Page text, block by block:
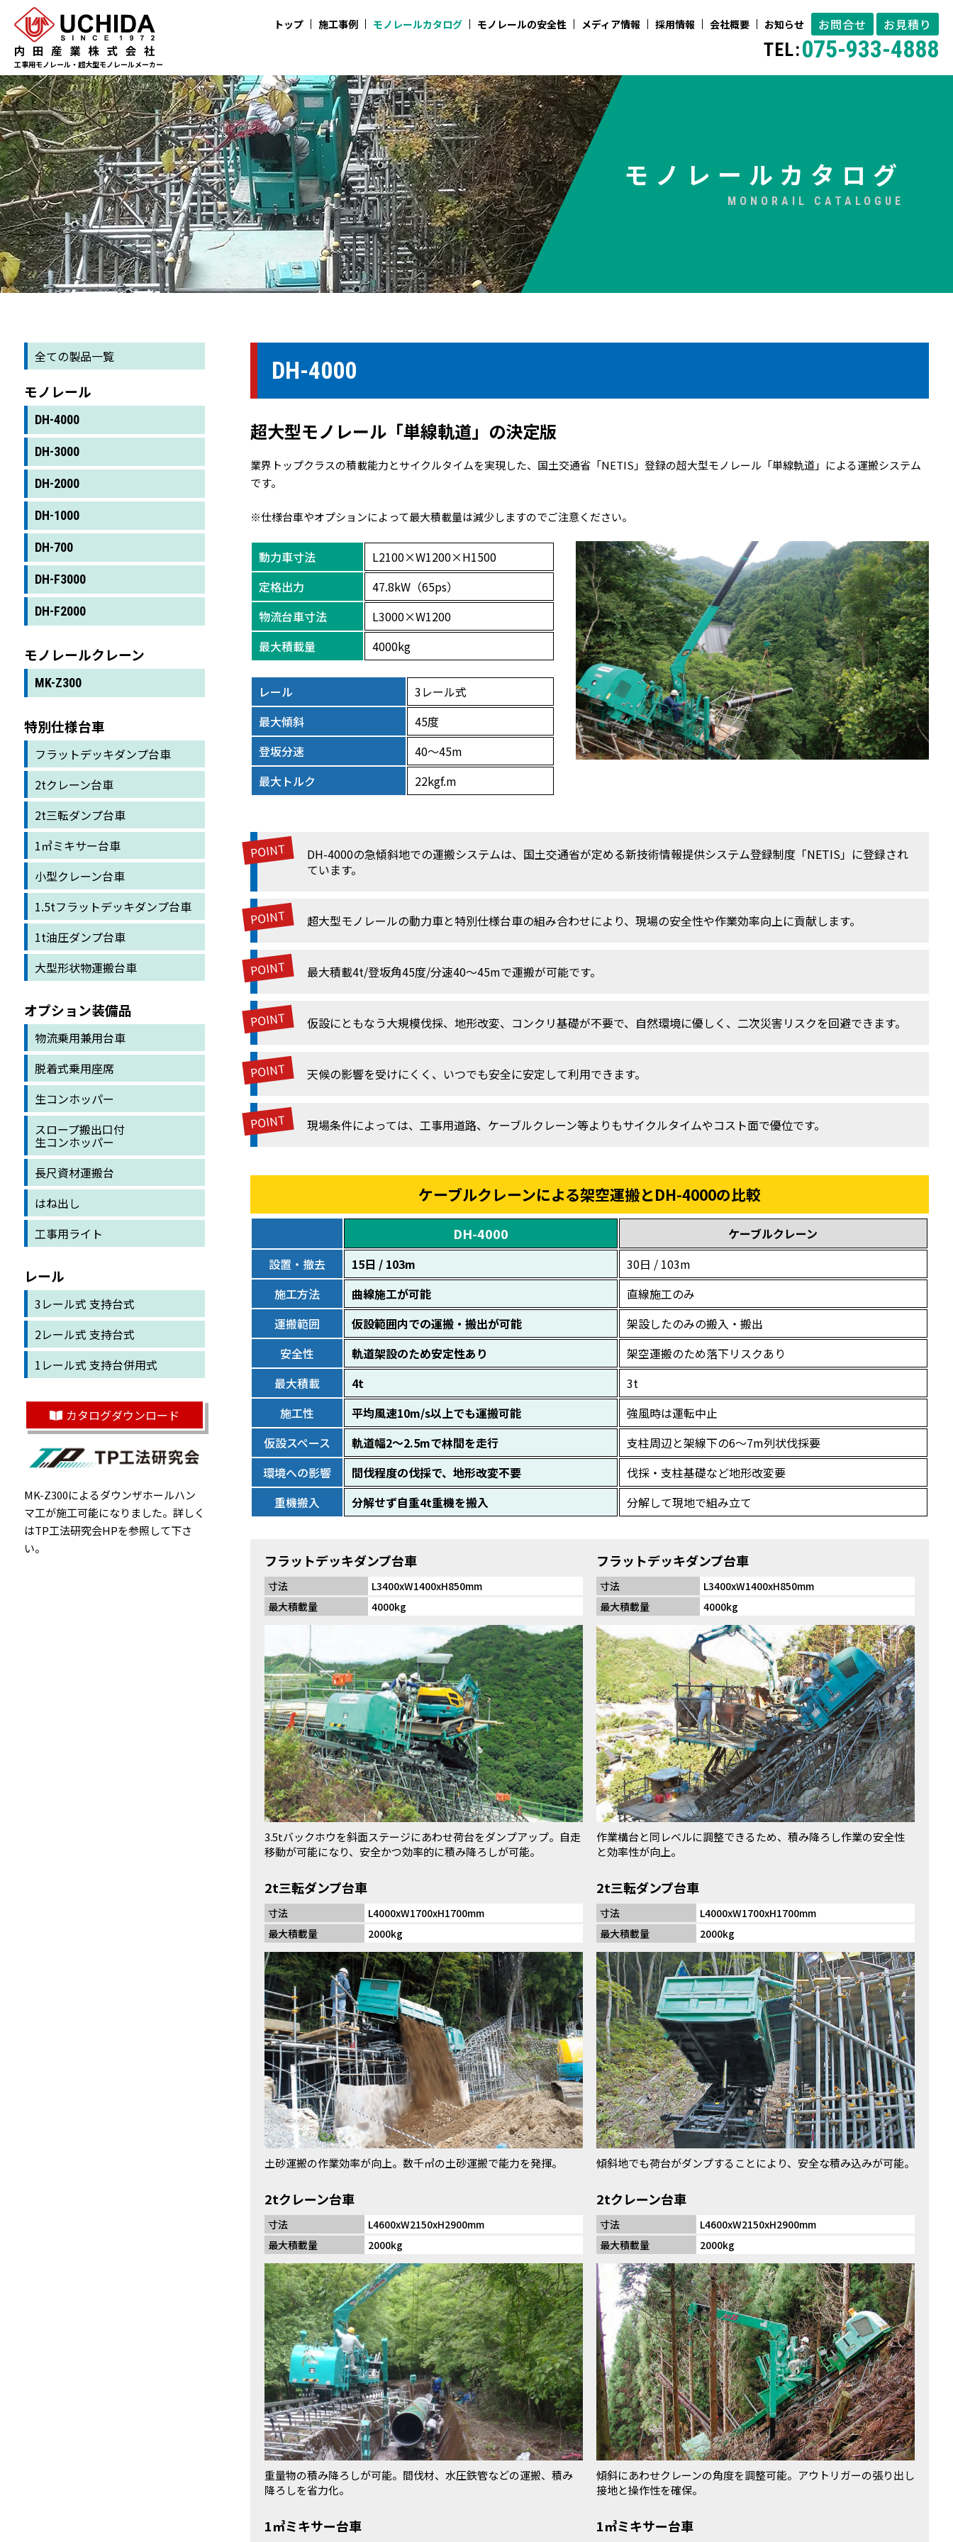
工事用モノレール・超大型モノレールメーカー
トップ 施工事例 モノレールカタログ モノレールの安全性 メディア情報 採用情報 会社概要 お知らせ お問合せ お見積り
TEL:075-933-4888
モノレールカタログ
MONORAIL CATALOGUE
全ての製品一覧
モノレール
DH-4000
DH-3000
DH-2000
DH-1000
DH-700
DH-F3000
DH-F2000
モノレールクレーン
MK-Z300
特別仕様台車
フラットデッキダンプ台車
2tクレーン台車
2t三転ダンプ台車
1㎥ミキサー台車
小型クレーン台車
1.5tフラットデッキダンプ台車
1t油圧ダンプ台車
大型形状物運搬台車
オプション装備品
物流乗用兼用台車
脱着式乗用座席
生コンホッパー
スロープ搬出口付
生コンホッパー
長尺資材運搬台
はね出し
工事用ライト
レール
3レール式 支持台式
2レール式 支持台式
1レール式 支持台併用式
カタログダウンロード
MK-Z300によるダウンザホールハン
マ工が施工可能になりました。詳しく
はTP工法研究会HPを参照して下さ
い。
DH-4000
超大型モノレール「単線軌道」の決定版
業界トップクラスの積載能力とサイクルタイムを実現した、国土交通省「NETIS」登録の超大型モノレール「単線軌道」による運搬システム
です。
※仕様台車やオプションによって最大積載量は減少しますのでご注意ください。
動力車寸法
L2100×W1200×H1500
定格出力
47.8kW（65ps）
物流台車寸法
L3000×W1200
最大積載量
4000kg
レール
3レール式
最大傾斜
45度
登坂分速
40～45m
最大トルク
22kgf.m
DH-4000の急傾斜地での運搬システムは、国土交通省が定める新技術情報提供システム登録制度「NETIS」に登録され
ています。
超大型モノレールの動力車と特別仕様台車の組み合わせにより、現場の安全性や作業効率向上に貢献します。
最大積載4t/登坂角45度/分速40～45mで運搬が可能です。
仮設にともなう大規模伐採、地形改変、コンクリ基礎が不要で、自然環境に優しく、二次災害リスクを回避できます。
天候の影響を受けにくく、いつでも安全に安定して利用できます。
現場条件によっては、工事用道路、ケーブルクレーン等よりもサイクルタイムやコスト面で優位です。
ケーブルクレーンによる架空運搬とDH-4000の比較
DH-4000
ケーブルクレーン
設置・撤去
15日 / 103m
30日 / 103m
施工方法
曲線施工が可能
直線施工のみ
運搬範囲
仮設範囲内での運搬・搬出が可能
架設したのみの搬入・搬出
安全性
軌道架設のため安定性あり
架空運搬のため落下リスクあり
最大積載
4t
3t
施工性
平均風速10m/s以上でも運搬可能
強風時は運転中止
仮設スペース
軌道幅2～2.5mで林間を走行
支柱周辺と架線下の6～7m列状伐採要
環境への影響
間伐程度の伐採で、地形改変不要
伐採・支柱基礎など地形改変要
重機搬入
分解せず自重4t重機を搬入 分解して現地で組み立て
フラットデッキダンプ台車
寸法
L3400xW1400xH850mm
最大積載量
4000kg
3.5tバックホウを斜面ステージにあわせ荷台をダンプアップ。自走
移動が可能になり、安全かつ効率的に積み降ろしが可能。
フラットデッキダンプ台車
寸法
L3400xW1400xH850mm
最大積載量
4000kg
作業構台と同レベルに調整できるため、積み降ろし作業の安全性
と効率性が向上。
2t三転ダンプ台車
寸法
L4000xW1700xH1700mm
最大積載量
2000kg
土砂運搬の作業効率が向上。数千㎥の土砂運搬で能力を発揮。
2t三転ダンプ台車
寸法
L4000xW1700xH1700mm
最大積載量
2000kg
傾斜地でも荷台がダンプすることにより、安全な積み込みが可能。
2tクレーン台車
寸法
L4600xW2150xH2900mm
最大積載量
2000kg
重量物の積み降ろしが可能。間伐材、水圧鉄管などの運搬、積み
降ろしを省力化。
2tクレーン台車
寸法
L4600xW2150xH2900mm
最大積載量
2000kg
傾斜にあわせクレーンの角度を調整可能。アウトリガーの張り出し
接地と操作性を確保。
1㎥ミキサー台車 1㎥ミキサー台車